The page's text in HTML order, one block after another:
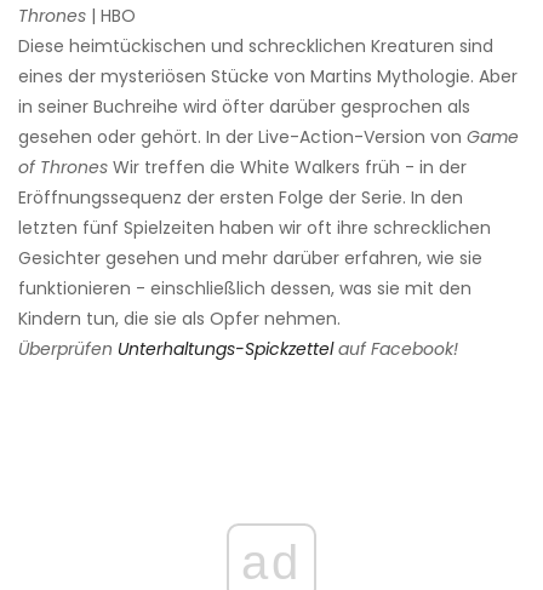
Thrones | HBO
Diese heimtückischen und schrecklichen Kreaturen sind
eines der mysteriösen Stücke von Martins Mythologie. Aber
in seiner Buchreihe wird öfter darüber gesprochen als
gesehen oder gehört. In der Live-Action-Version von Game
of Thrones Wir treffen die White Walkers früh - in der
Eröffnungssequenz der ersten Folge der Serie. In den
letzten fünf Spielzeiten haben wir oft ihre schrecklichen
Gesichter gesehen und mehr darüber erfahren, wie sie
funktionieren - einschließlich dessen, was sie mit den
Kindern tun, die sie als Opfer nehmen.
Überprüfen Unterhaltungs-Spickzettel auf Facebook!
ad